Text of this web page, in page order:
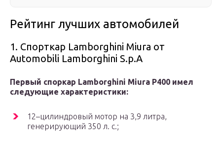
Рейтинг лучших автомобилей
1. Спорткар Lamborghini Miura от
Automobili Lamborghini S.p.A
Первый споркар Lamborghini Miura P400 имел
следующие характеристики:
12–цилиндровый мотор на 3,9 литра,
генерирующий 350 л. с.;